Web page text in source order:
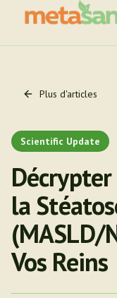
Plus d'articles
Scientific Update
la
(MASLD/
Vos Reins